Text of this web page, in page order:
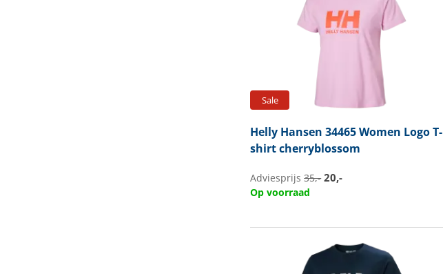
Sale
Helly Hansen 34465 Women Logo T-
shirt cherryblossom
Adviesprijs35,- 20,-
Op voorraad